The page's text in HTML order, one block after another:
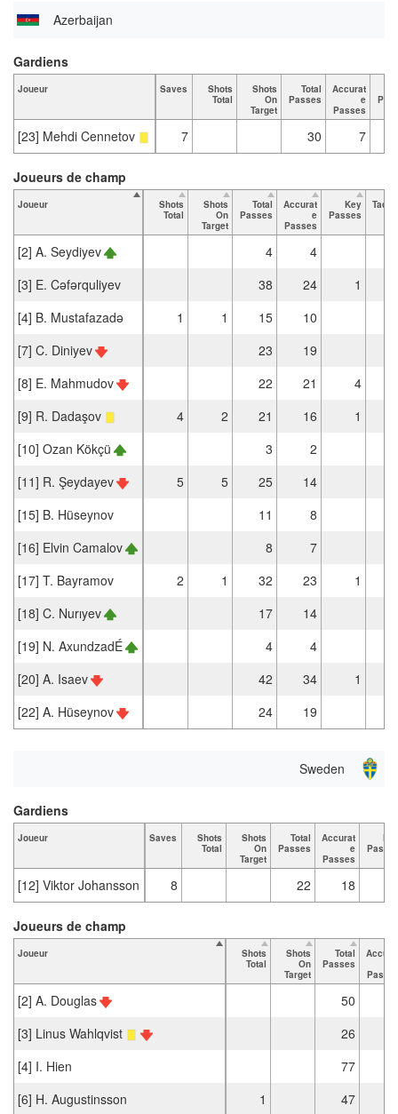
Azerbaijan
Joueur Saves
Shots
Total
Shots
On
Target
Total
Passes
Accurat
e
Passes
[23] Mehdi Cennetov 7 30 7
Gardiens
Joueur
Shots
Total
Shots
On
Target
Total
Passes
Accurat
e
Passes
Key
Passes
[2] A. Seydiyev 4
4
[3] E. Cəfərquliyev
38 24
1
[4] B. Mustafazadə
1 1 15
10
[7] C. Diniyev
23
19
[8] E. Mahmudov
22 21
4
[9] R. Dadaşov
4 2 21 16
1
[10] Ozan Kökçü
3
2
[11] R. Şeydayev
5 5 25
14
[15] B. Hüseynov
11
8
[16] Elvin Camalov
8
7
[17] T. Bayramov
2 1 32 23
1
[18] C. Nurıyev
17
14
[19] N. AxundzadÉ
4
4
[20] A. Isaev
42 34
1
[22] A. Hüseynov
24 19
Joueurs de champ
Sweden
Joueur Saves
Shots
Total
Shots
On
Target
Total
Passes
Accurat
e
Passes
[12] Viktor Johansson 8 22 18
Gardiens
Joueur
Shots
Total
Shots
On
Target
Total
Passes
[2] A. Douglas 50
[3] Linus Wahlqvist
26
[4] I. Hien
77
[6] H. Augustinsson
1 47
Joueurs de champ